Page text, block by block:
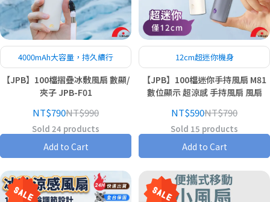
4000mAh大容量，持久續行
【JPB】100檔摺疊冰敷風扇 數顯/
夾子 JPB-F01
NT$790NT$990
Sold 24 products
Add to Cart
12cm超迷你機身
【JPB】100檔迷你手持風扇 M81
數位顯示 超涼感 手持風扇 風扇
NT$590NT$790
Sold 15 products
Add to Cart